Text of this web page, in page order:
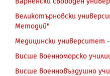
Великотърновски
Методий"
Медицински университет
Висше военноморско
Висше военновъздушно